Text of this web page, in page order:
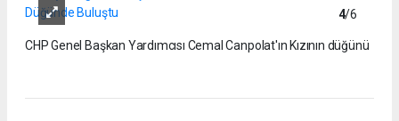
4/6
CHP Genel Başkan Yardımcısı Cemal Canpolat'ın Kızının düğünü